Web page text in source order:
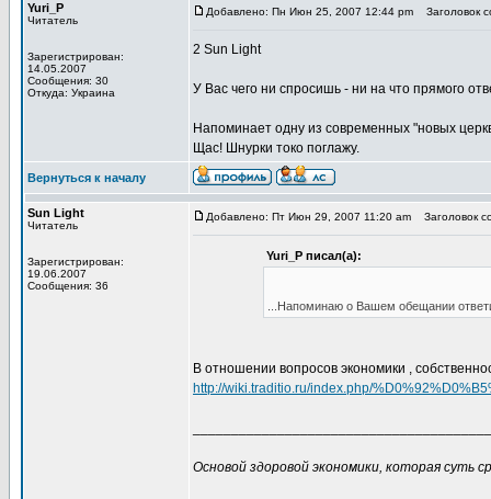
Yuri_P
Читатель
Зарегистрирован:
14.05.2007
Сообщения: 30
Откуда: Украина
Добавлено: Пн Июн 25, 2007 12:44 pm Заголовок
2 Sun Light
У Вас чего ни спросишь - ни на что прямого
Напоминает одну из современных "новых
Щас! Шнурки токо поглажу.
Вернуться к началу
Sun Light
Читатель
Зарегистрирован:
19.06.2007
Сообщения: 36
Добавлено: Пт Июн 29, 2007 11:20 am Заголовок
Yuri_P писал(а):
...Напоминаю о Вашем обещании
В отношении вопросов экономики ,
http://wiki.traditio.ru/index.php/
Основой здоровой экономики, которая суть